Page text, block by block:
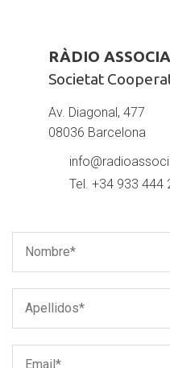
RÀDIO
ASSOCIACIÓ
Cooperativa
Catalana
Limitada
RÀDIO
Societat
Av. Diagonal, 477
08036 Barcelona
Tel. +34 933 444